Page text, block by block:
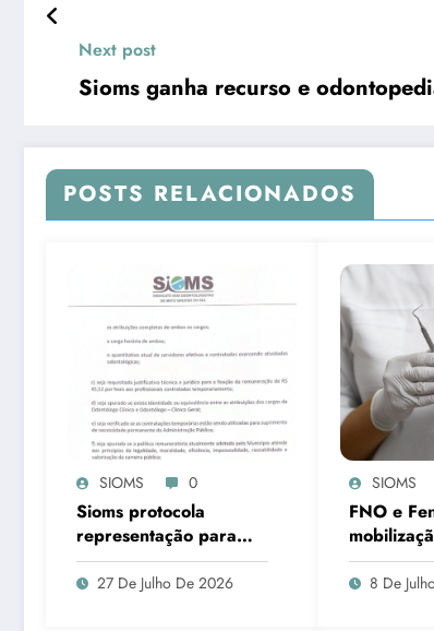
Next post
Sioms ganha recurso e
POSTS RELACIONADOS
SIOMS 0
Sioms protocola
representação para
apuração violação aos
princípios
27 De Julho De 2026
SIOMS
FNO e
pela
de8 De